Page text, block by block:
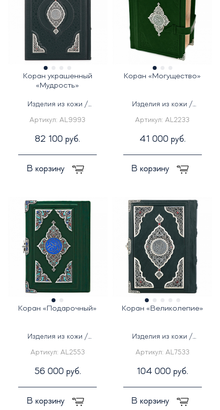
Коран украшенный
«Мудрость»
Изделия из кожи /
Артикул:AL9993
82 100 руб.
В корзину
Коран «Могущество»
Изделия из кожи /
Артикул:AL2233
41 000 руб.
В корзину
Коран «Подарочный»
Изделия из кожи /
Артикул: AL2553
56 000 руб.
В корзину
Коран «Великолепие»
Изделия из кожи /
Артикул: AL7533
104 000 руб.
В корзину